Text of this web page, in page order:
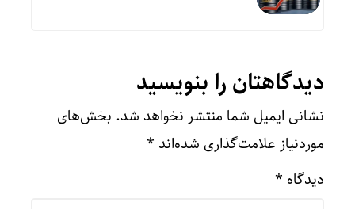
دیدگاهتان را بنویسید
نشانی ایمیل شما منتشر نخواهد شد. بخش‌های
موردنیاز علامت‌گذاری شده‌اند *
دیدگاه *